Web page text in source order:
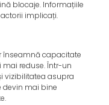
blocaje. Informațiile
implicați.
înseamnă capacitate
reduse. Într-un
vizibilitatea asupra
devin mai bine